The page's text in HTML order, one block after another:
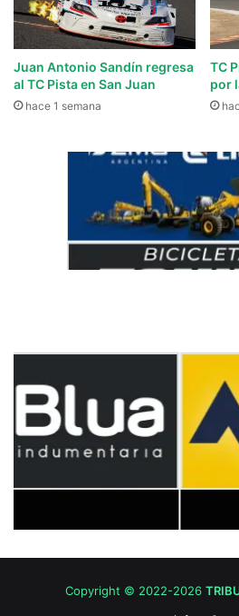
Juan Antonio Sandín regresa
al TC Pista en San Juan
hace 1 semana
TC
por
Copyright © 2022-2026